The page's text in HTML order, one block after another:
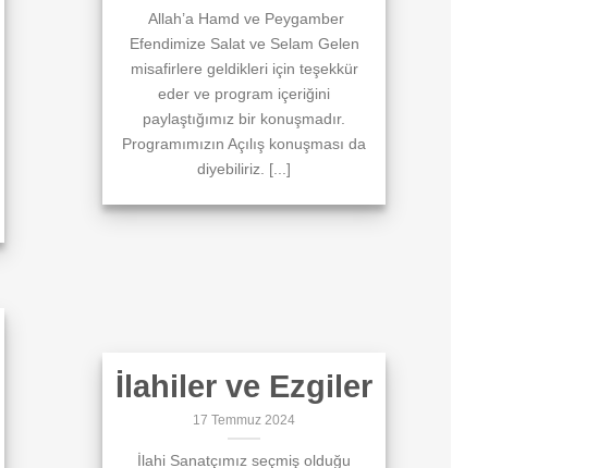
Allah’a Hamd ve Peygamber
Efendimize Salat ve Selam Gelen
misafirlere geldikleri için teşekkür
eder ve program içeriğini
paylaştığımız bir konuşmadır.
Programımızın Açılış konuşması da
diyebiliriz. [...]
İlahiler ve Ezgiler
17 Temmuz 2024
İlahi Sanatçımız seçmiş olduğu